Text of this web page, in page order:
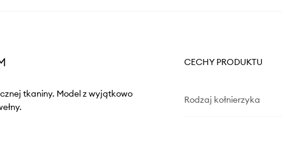
tkaniny. Model z wyjątkowo
CECHY PRODUKTU
Rodzaj kołnierzyka